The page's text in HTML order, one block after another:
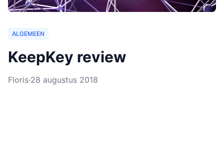
ALGEMEEN
KeepKey review
Floris·28 augustus 2018